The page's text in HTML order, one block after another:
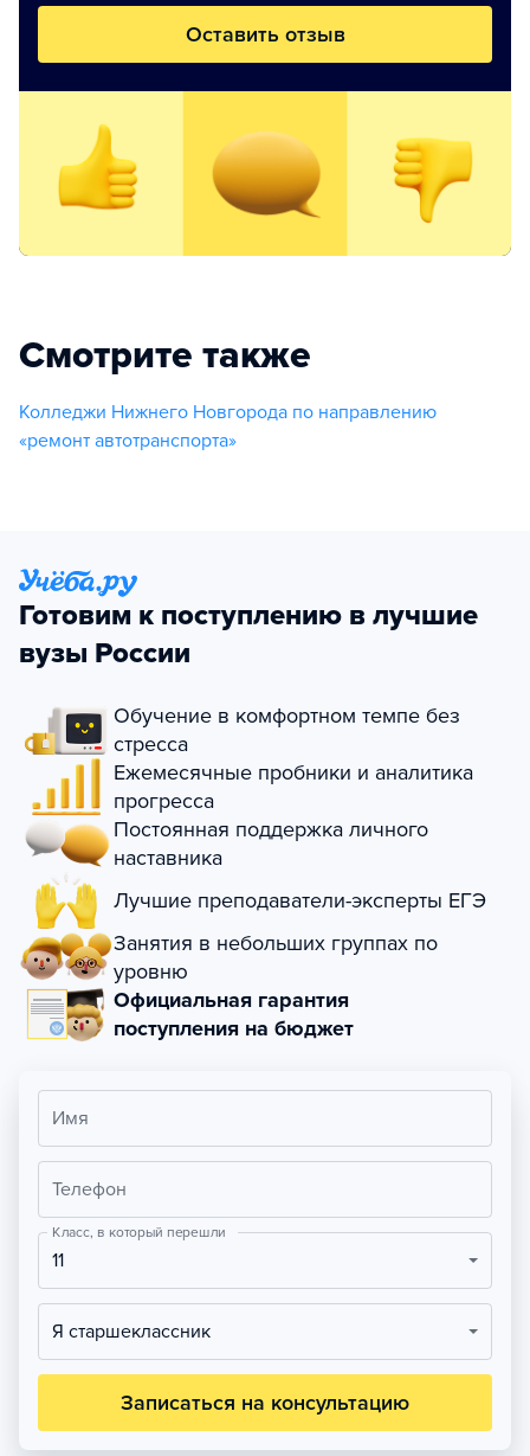
Оставить отзыв
Смотрите также
Колледжи Нижнего Новгорода по направлению
«ремонт автотранспорта»
Готовим к поступлению в лучшие
вузы России
Обучение в комфортном темпе без
стресса
Ежемесячные пробники и аналитика
прогресса
Постоянная поддержка личного
наставника
Лучшие преподаватели-эксперты ЕГЭ
Занятия в небольших группах по
уровню
Официальная гарантия
поступления на бюджет
Имя
Телефон
Класс, в который перешли
11
Я старшеклассник
Записаться на консультацию